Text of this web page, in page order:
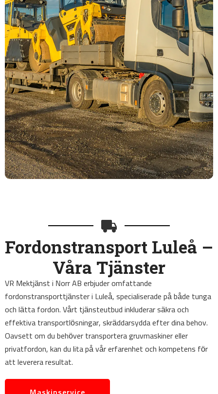
Fordonstransport Luleå –
Våra Tjänster
VR Mektjänst i Norr AB erbjuder omfattande
fordonstransporttjänster i Luleå, specialiserade på både tunga
och lätta fordon. Vårt tjänsteutbud inkluderar säkra och
effektiva transportlösningar, skräddarsydda efter dina behov.
Oavsett om du behöver transportera gruvmaskiner eller
privatfordon, kan du lita på vår erfarenhet och kompetens för
att leverera resultat.